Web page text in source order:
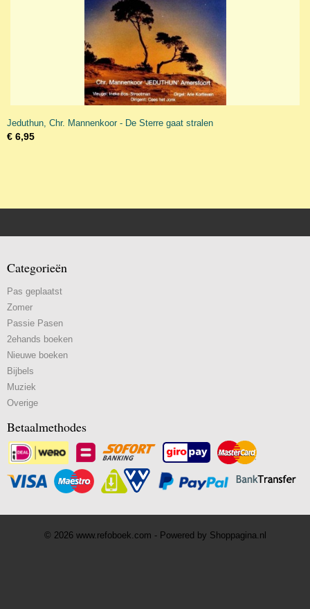
Jeduthun, Chr. Mannenkoor - De Sterre gaat stralen
€ 6,95
Categorieën
Pas geplaatst
Zomer
Passie Pasen
2ehands boeken
Nieuwe boeken
Bijbels
Muziek
Overige
Betaalmethodes
© 2026 www.refoboek.com - Powered by Shoppagina.nl